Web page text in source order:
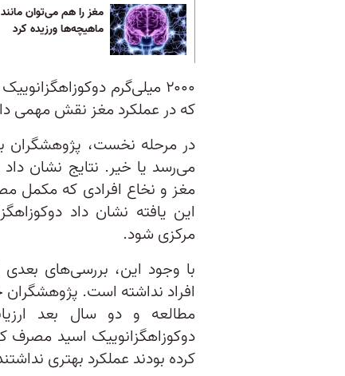
مغز را هم می‌توان مانند
ماهیچه‌ها ورزیده کرد
که در عملکرد مغز نقش مهمی
می‌رسد یا خیر. نتایج نشان
این یافته نشان داد
مرکزی شود.
با وجود این، بررسی‌های
افراد نداشته است. پژوهشگران
مطالعه و دو سال بعد
دوکوزاهگزانوییک اسید مصرف
کرده بودند عملکرد بهتری